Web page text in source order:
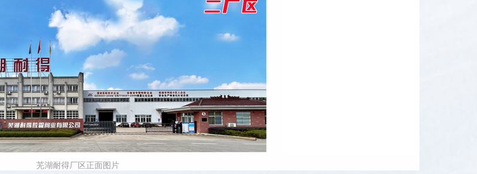
芜湖耐得厂区正面图片